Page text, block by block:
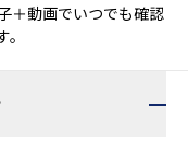
＋動画でいつでも確認